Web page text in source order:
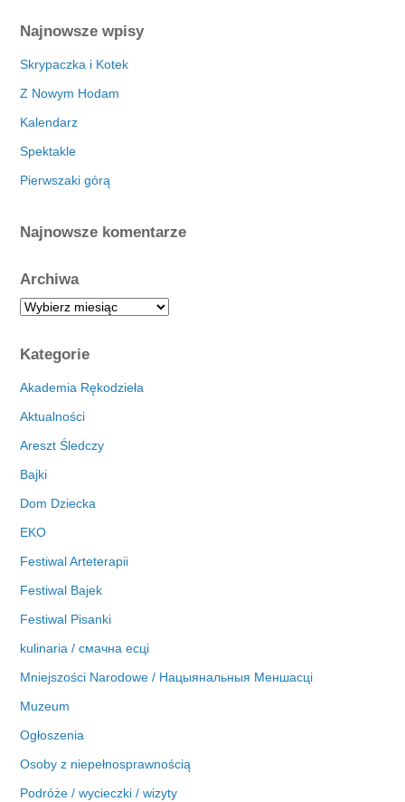
Najnowsze wpisy
Skrypaczka i Kotek
Z Nowym Hodam
Kalendarz
Spektakle
Pierwszaki górą
Najnowsze komentarze
Archiwa
A
c
h
i
a
Kategorie
Akademia Rękodzieła
Aktualności
Areszt Śledczy
Bajki
Dom Dziecka
EKO
Festiwal Arteterapii
Festiwal Bajek
Festiwal Pisanki
kulinaria / смачна есці
Mniejszości Narodowe / Нацыянальныя Меншасці
Muzeum
Ogłoszenia
Osoby z niepełnosprawnością
Podróże / wycieczki / wizyty